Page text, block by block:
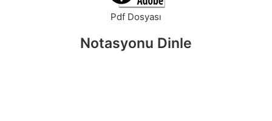
Pdf Dosyası
Notasyonu Dinle